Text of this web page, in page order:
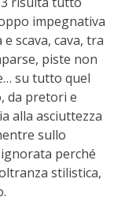
impegnativa
scava, cava, tra
piste non
su tutto quel
da pretori e
alla asciuttezza
sullo
perché
stilistica,